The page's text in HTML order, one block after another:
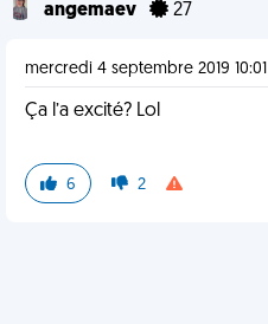
angemaev 27
mercredi 4 septembre 2019 10:01
Ça l’a excité? Lol
6 2